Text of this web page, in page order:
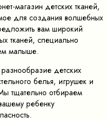
магазин детских тканей,
для создания волшебных
вам широкий
тканей, специально
малыше.
детских
белья, игрушек и
тщательно отбираем
ребенку